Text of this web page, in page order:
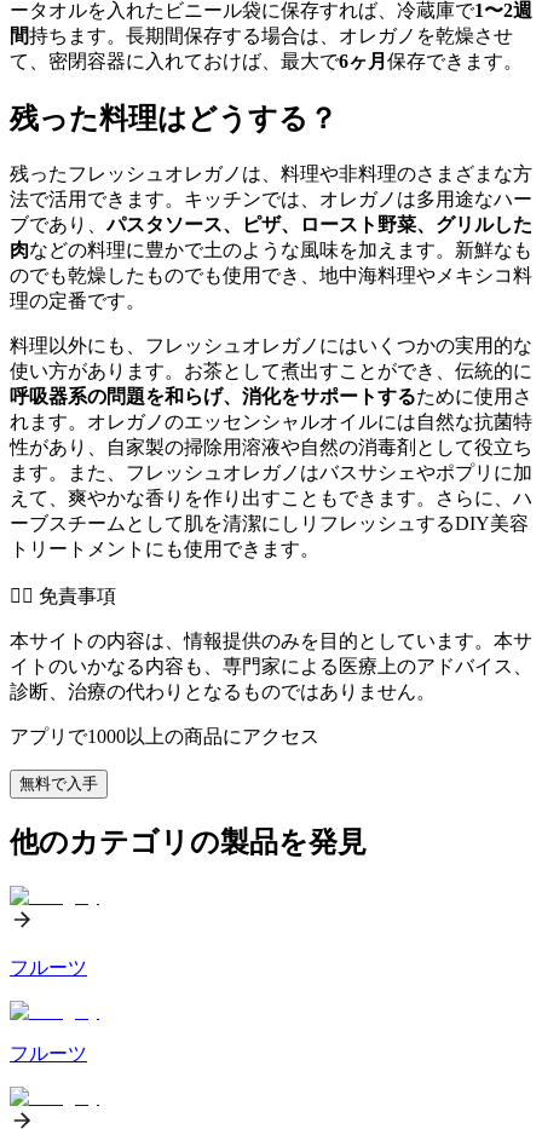
ータオルを入れたビニール袋に保存すれば、冷蔵庫で1〜2週
間持ちます。長期間保存する場合は、オレガノを乾燥させ
て、密閉容器に入れておけば、最大で6ヶ月 保存できます。
残った料理はどうする？
残ったフレッシュオレガノは、料理や非料理のさまざまな方
法で活用できます。キッチンでは、オレガノは多用途なハー
ブであり、パスタソース、ピザ、ロースト野菜、グリルした
肉などの料理に豊かで土のような風味を加えます。新鮮なも
のでも乾燥したものでも使用でき、地中海料理やメキシコ料
理の定番です。
料理以外にも、フレッシュオレガノにはいくつかの実用的な
使い方があります。お茶として煮出すことができ、伝統的に
呼吸器系の問題を和らげ、消化をサポートするために使用さ
れます。オレガノのエッセンシャルオイルには自然な抗菌特
性があり、自家製の掃除用溶液や自然の消毒剤として役立ち
ます。また、フレッシュオレガノはバスサシェやポプリに加
えて、爽やかな香りを作り出すこともできます。さらに、ハ
ーブスチームとして肌を清潔にしリフレッシュするDIY美容
トリートメントにも使用できます。
👨‍⚕️️ 免責事項
本サイトの内容は、情報提供のみを目的としています。本サ
イトのいかなる内容も、専門家による医療上のアドバイス、
診断、治療の代わりとなるものではありません。
アプリで1000以上の商品にアクセス
無料で入手
他のカテゴリの製品を発見
フルーツ
フルーツ